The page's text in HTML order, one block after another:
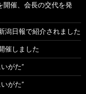
開催、会長の交代を発
潟日報で紹介されました
催しました
がた”
がた”